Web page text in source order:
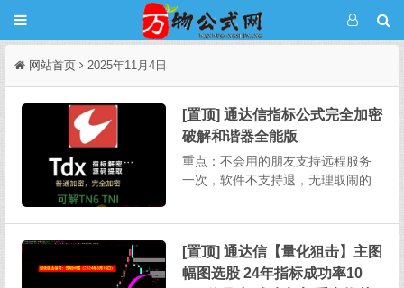
网站首页 2025年11月4日
[置顶] 通达信指标公式完全加密
破解和谐器全能版
重点：不会用的朋友支持远程服务
一次，软件不支持退，无理取闹的
解软件也需要连网状态下授权使
用。本次发布的软件不用任何授
[置顶] 通达信【量化狙击】主图
幅图选股 24年指标成功率10